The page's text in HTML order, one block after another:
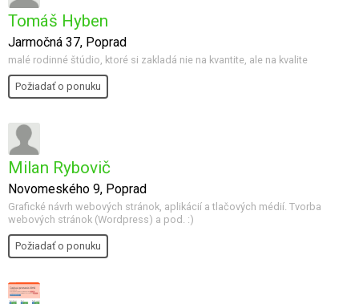
Tomáš Hyben
Jarmočná 37, Poprad
malé rodinné štúdio, ktoré si zakladá nie na kvantite, ale na kvalite
Požiadať o ponuku
Milan Rybovič
Novomeského 9, Poprad
Grafické návrh webových stránok, aplikácií a tlačových médií. Tvorba
webových stránok (Wordpress) a pod. :)
Požiadať o ponuku